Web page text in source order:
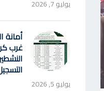
يوليو 7, 2026
أمانة
غرب
يوليو 5, 2026